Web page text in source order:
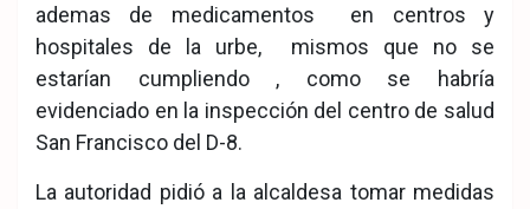
ademas de medicamentos en centros y
hospitales de la urbe, mismos que no se
estarían cumpliendo , como se habría
evidenciado en la inspección del centro de salud
San Francisco del D-8.
La autoridad pidió a la alcaldesa tomar medidas